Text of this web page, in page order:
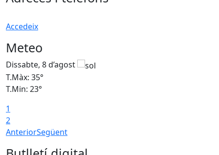
Accedeix
Meteo
Dissabte, 8 d’agost
T.Màx: 35°
T.Min: 23°
1
2
AnteriorSegüent